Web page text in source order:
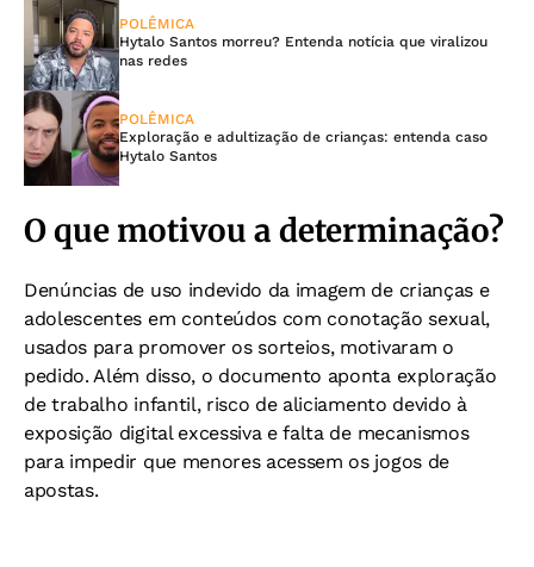
POLÊMICA
Hytalo Santos morreu? Entenda notícia que viralizou
nas redes
POLÊMICA
Exploração e adultização de crianças: entenda caso
Hytalo Santos
O que motivou a determinação?
Denúncias de uso indevido da imagem de crianças e
adolescentes em conteúdos com conotação sexual,
usados para promover os sorteios, motivaram o
pedido. Além disso, o documento aponta exploração
de trabalho infantil, risco de aliciamento devido à
exposição digital excessiva e falta de mecanismos
para impedir que menores acessem os jogos de
apostas.